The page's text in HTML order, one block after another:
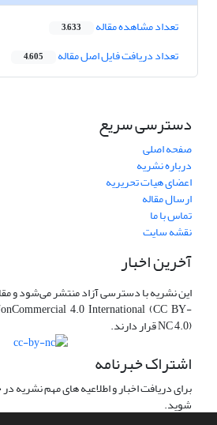
تعداد مشاهده مقاله 3,633
تعداد دریافت فایل اصل مقاله 4,605
دسترسی سریع
صفحه اصلی
درباره نشریه
اعضای هیات تحریریه
ارسال مقاله
تماس با ما
نقشه سایت
آخرین اخبار
4.0 International (CC BY-
NC 4.0) قرار دارند.
اشتراک خبرنامه
برای دریافت اخبار و اطلاعیه های مهم نشریه
شوید.